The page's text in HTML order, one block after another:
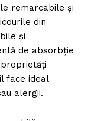
remarcabile și
din
și
de absorbție
face ideal
alergii.